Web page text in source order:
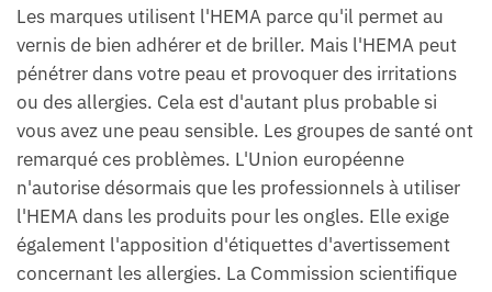
Les marques utilisent l'HEMA parce qu'il permet au
vernis de bien adhérer et de briller. Mais l'HEMA peut
pénétrer dans votre peau et provoquer des irritations
ou des allergies. Cela est d'autant plus probable si
vous avez une peau sensible. Les groupes de santé ont
remarqué ces problèmes. L'Union européenne
n'autorise désormais que les professionnels à utiliser
l'HEMA dans les produits pour les ongles. Elle exige
également l'apposition d'étiquettes d'avertissement
concernant les allergies. La Commission scientifique